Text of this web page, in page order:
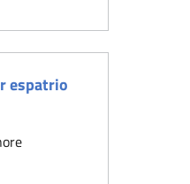
espatrio